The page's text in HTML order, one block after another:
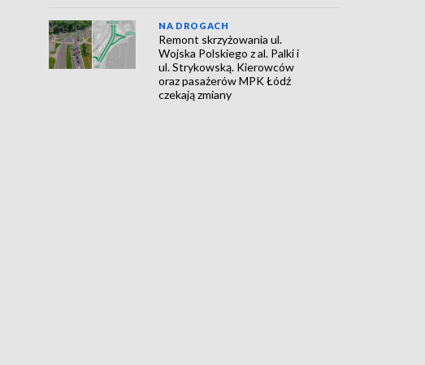
NA DROGACH
Remont skrzyżowania ul.
Wojska Polskiego z al. Palki i
ul. Strykowską. Kierowców
oraz pasażerów MPK Łódź
czekają zmiany